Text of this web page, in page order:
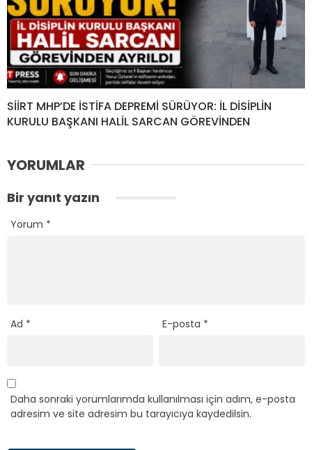
SİİRT MHP’DE İSTİFA DEPREMİ SÜRÜYOR: İL DİSİPLİN
KURULU BAŞKANI HALİL SARCAN GÖREVİNDEN
YORUMLAR
Bir yanıt yazın
Yorum *
Ad * E-posta *
Daha sonraki yorumlarımda kullanılması için adım, e-posta
adresim ve site adresim bu tarayıcıya kaydedilsin.